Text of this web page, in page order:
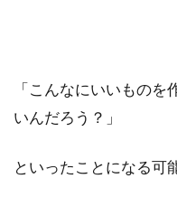
「こんなにいいもの
いんだろう？」
といったことになる可